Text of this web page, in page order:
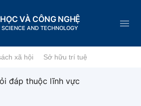
VÀ CÔNG NGHỆ
AND TECHNOLOGY
xã hội Sở hữu trí tuệ
đáp thuộc lĩnh vực